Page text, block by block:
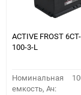
ACTIVE FROST
100-3-L
Номинальная
емкость, Ач: